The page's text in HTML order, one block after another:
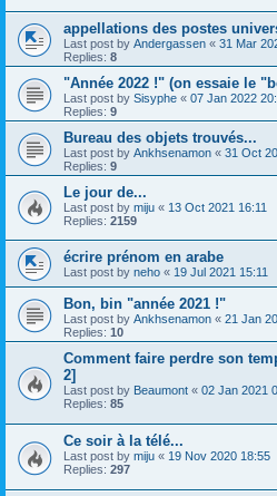
appellations des postes
Last post by Andergassen « 31 Mar
Replies: 8
"Année 2022 !" (on essaie le
Last post by Sisyphe « 07 Jan 2022
Replies: 9
Bureau des objets trouvés...
Last post by Ankhsenamon « 31 Oct
Replies: 9
Le jour de...
Last post by miju « 13 Oct 2021 16:11
Replies: 2159
écrire prénom en arabe
Last post by neho « 19 Jul 2021 15:11
Bon, bin "année 2021 !"
Last post by Ankhsenamon « 21 Jan
Replies: 10
Comment faire perdre son
2]
Last post by Beaumont « 02 Jan 2021
Replies: 85
Ce soir à la télé...
Last post by miju « 19 Nov 2020 18:55
Replies: 297